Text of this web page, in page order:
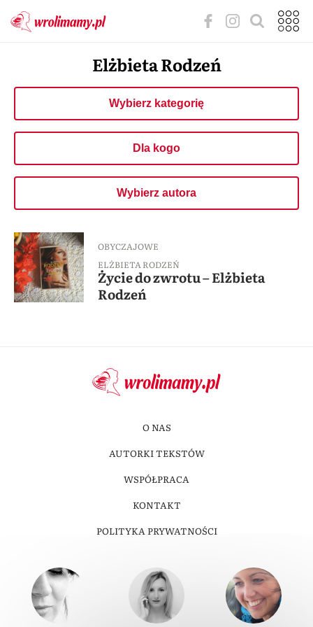
Elżbieta Rodzeń
Wybierz kategorię
Dla kogo
Wybierz autora
OBYCZAJOWE
ELŻBIETA RODZEŃ
Życie do zwrotu – Elżbieta
Rodzeń
O NAS
AUTORKI TEKSTÓW
WSPÓŁPRACA
KONTAKT
POLITYKA PRYWATNOŚCI